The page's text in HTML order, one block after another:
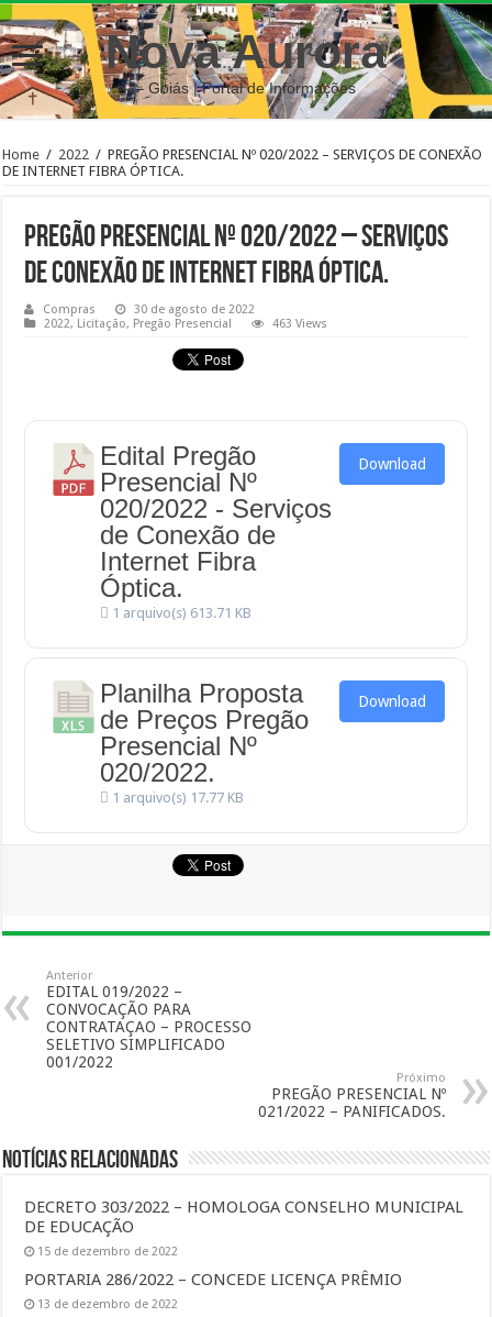
Nova Aurora
– Goiás | Portal de Informações
Home / 2022 / PREGÃO PRESENCIAL Nº 020/2022 – SERVIÇOS DE CONEXÃO
DE INTERNET FIBRA ÓPTICA.
PREGÃO PRESENCIAL Nº 020/2022 – SERVIÇOS
DE CONEXÃO DE INTERNET FIBRA ÓPTICA.
Compras
30 de agosto de 2022
2022, Licitação, Pregão Presencial 463 Views
Edital Pregão
Presencial Nº
020/2022 - Serviços
de Conexão de
Internet Fibra
Óptica.
1 arquivo(s) 613.71 KB
Download
Planilha Proposta
de Preços Pregão
Presencial Nº
020/2022.
1 arquivo(s) 17.77 KB
Download
Anterior
EDITAL 019/2022 –
CONVOCAÇÃO PARA
CONTRATAÇAO – PROCESSO
SELETIVO SIMPLIFICADO
001/2022
Próximo
PREGÃO PRESENCIAL Nº
021/2022 – PANIFICADOS.
Notícias Relacionadas
DECRETO 303/2022 – HOMOLOGA CONSELHO MUNICIPAL
DE EDUCAÇÃO
15 de dezembro de 2022
PORTARIA 286/2022 – CONCEDE LICENÇA PRÊMIO
13 de dezembro de 2022